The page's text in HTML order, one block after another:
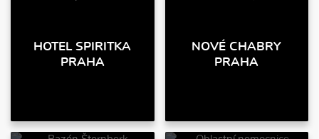
HOTEL SPIRITKA
PRAHA
NOVÉ CHABRY
PRAHA